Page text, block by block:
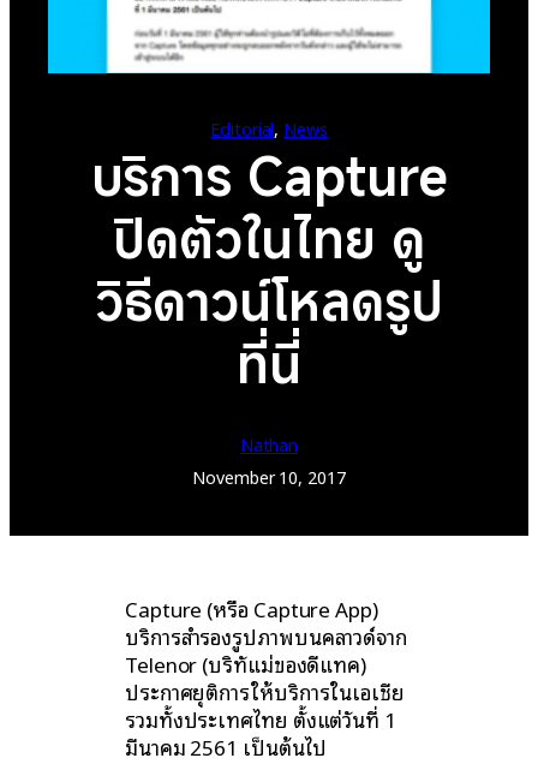
Editorial, News
บริการ Capture
ปิดตัวในไทย ดู
วิธีดาวน์โหลดรูป
ที่นี่
Nathan
November 10, 2017
Capture (หรือ Capture App)​
บริการสำรองรูปภาพบนคลาวด์จาก
Telenor (บริษัทแม่ของดีแทค)
ประกาศยุติการให้บริการในเอเชีย
รวมทั้งประเทศไทย ตั้งแต่วันที่ 1
มีนาคม 2561 เป็นต้นไป